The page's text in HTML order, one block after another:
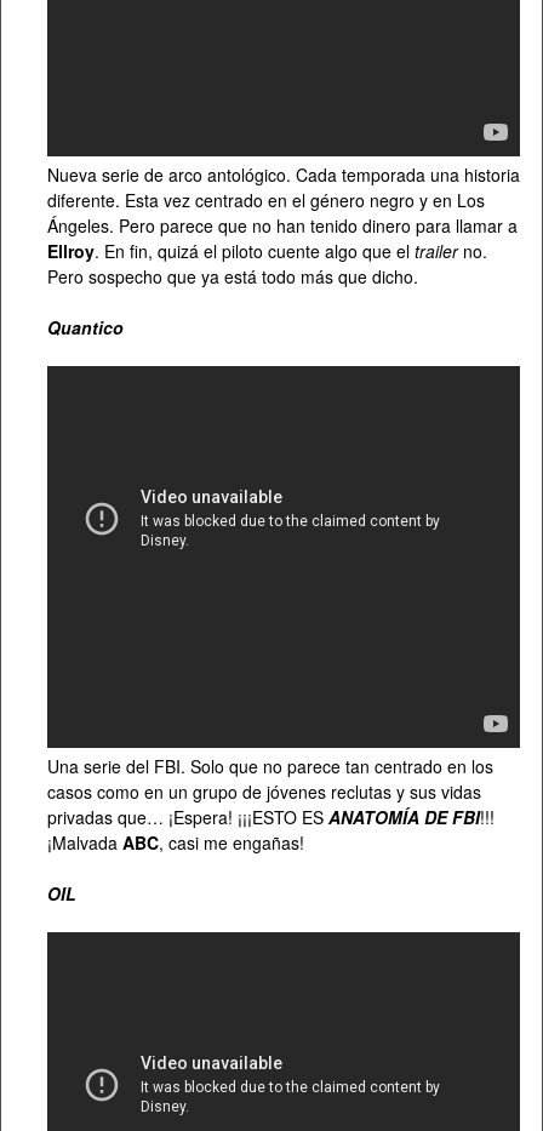
Nueva serie de arco antológico. Cada temporada una historia
diferente. Esta vez centrado en el género negro y en Los
Ángeles. Pero parece que no han tenido dinero para llamar a
Ellroy. En fin, quizá el piloto cuente algo que el trailerno.
Pero sospecho que ya está todo más que dicho.
Quantico
Una serie del FBI. Solo que no parece tan centrado en los
casos como en un grupo de jóvenes reclutas y sus vidas
privadas que… ¡Espera! ¡¡¡ESTO ES ANATOMÍA DE FBI!!!
¡Malvada ABC, casi me engañas!
OIL